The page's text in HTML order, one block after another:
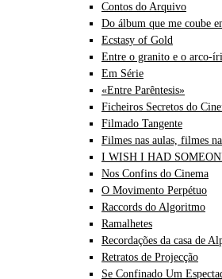
Contos do Arquivo
Do álbum que me coube
Ecstasy of Gold
Entre o granito e o arco-
Em Série
«Entre Parêntesis»
Ficheiros Secretos do
Filmado Tangente
Filmes nas aulas, filmes
I WISH I HAD
Nos Confins do Cinema
O Movimento Perpétuo
Raccords do Algoritmo
Ramalhetes
Recordações da casa de
Retratos de Projecção
Se Confinado Um